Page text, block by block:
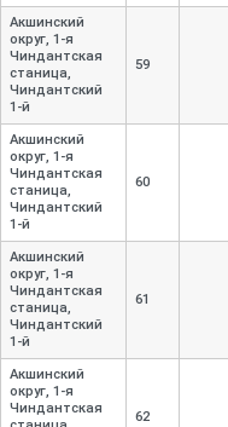
Акшинский
округ, 1-я
Чиндантская
станица,
Чиндантский
1-й
59
Акшинский
округ, 1-я
Чиндантская
станица,
Чиндантский
1-й
60
Акшинский
округ, 1-я
Чиндантская
станица,
Чиндантский
1-й
61
Акшинский
округ, 1-я
Чиндантская
62